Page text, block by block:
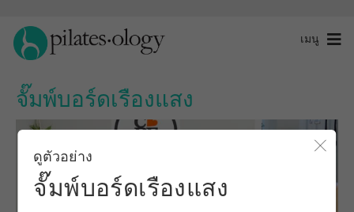
เมนู
จั๊มพ์บอร์ดเรืองแสง
ดูตัวอย่าง
จั๊มพ์บอร์ดเรืองแสง